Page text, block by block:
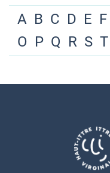
A B C D E F
O P Q R S T